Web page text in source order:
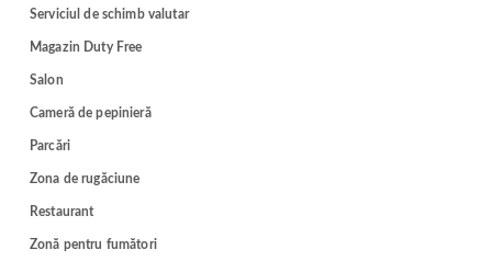
Serviciul de schimb valutar
Magazin Duty Free
Salon
Cameră de pepinieră
Parcări
Zona de rugăciune
Restaurant
Zonă pentru fumători